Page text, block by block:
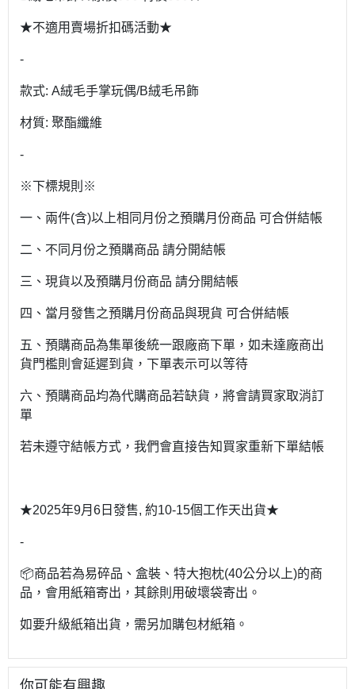
★不適用賣場折扣碼活動★
-
款式: A絨毛手掌玩偶/B絨毛吊飾
材質: 聚酯纖維
-
※下標規則※
一、兩件(含)以上相同月份之預購月份商品 可合併結帳
二、不同月份之預購商品 請分開結帳
三、現貨以及預購月份商品 請分開結帳
四、當月發售之預購月份商品與現貨 可合併結帳
五、預購商品為集單後統一跟廠商下單，如未達廠商出
貨門檻則會延遲到貨，下單表示可以等待
六、預購商品均為代購商品若缺貨，將會請買家取消訂
單
若未遵守結帳方式，我們會直接告知買家重新下單結帳
★2025年9月6日發售, 約10-15個工作天出貨★
-
📦商品若為易碎品、盒裝、特大抱枕(40公分以上)的商
品，會用紙箱寄出，其餘則用破壞袋寄出。
如要升級紙箱出貨，需另加購包材紙箱。
你可能有興趣